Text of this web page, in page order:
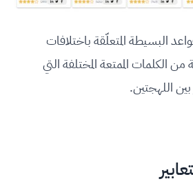
البسيطة المتعلّقة باختلافات
الكلمات الممتعة المختلفة التي
اللهجتين.